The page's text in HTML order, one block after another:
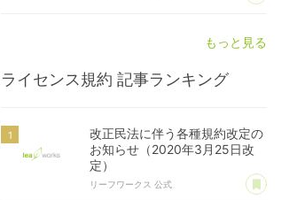
もっと見る
ライセンス規約 記事ランキング
改正民法に伴う各種規約改定の
お知らせ（2020年3月25日改
定）
リーフワークス 公式 あ